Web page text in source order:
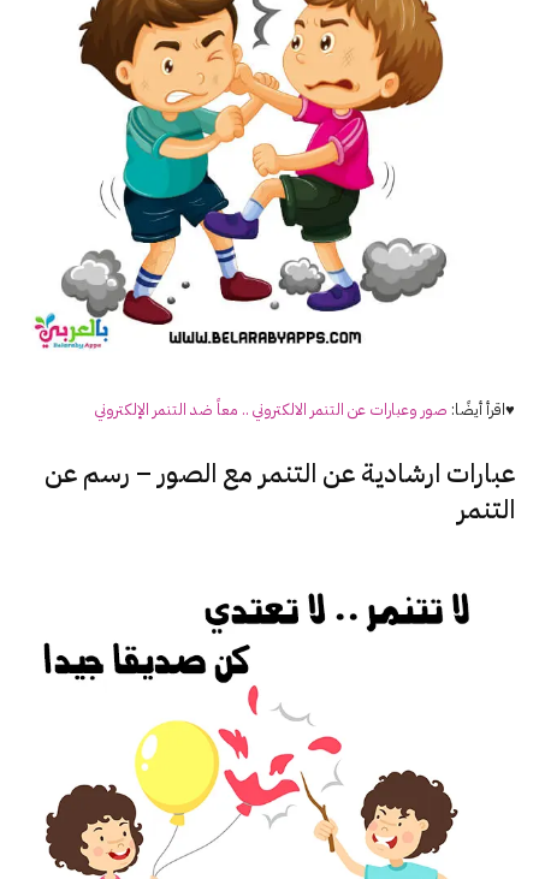
♥اقرأ أيضًا: صور وعبارات عن التنمر الالكتروني .. معاً ضد التنمر الإلكتروني
عبارات ارشادية عن التنمر مع الصور – رسم عن
التنمر